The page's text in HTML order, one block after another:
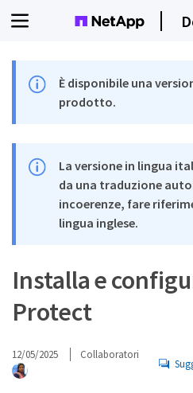
È disponibile una
prodotto.
La versione in lingua
da una traduzione
incoerenze, fare
lingua inglese.
Installa e
Protect
12/05/2025 Collaboratori